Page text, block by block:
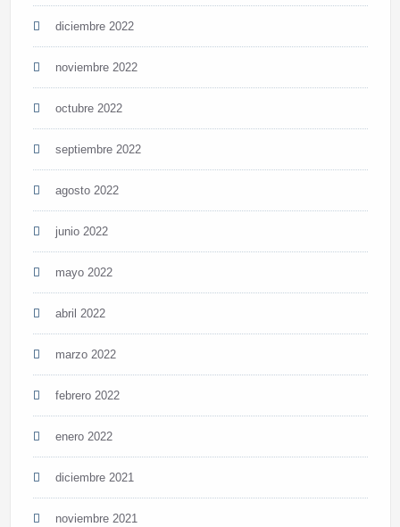
diciembre 2022
noviembre 2022
octubre 2022
septiembre 2022
agosto 2022
junio 2022
mayo 2022
abril 2022
marzo 2022
febrero 2022
enero 2022
diciembre 2021
noviembre 2021